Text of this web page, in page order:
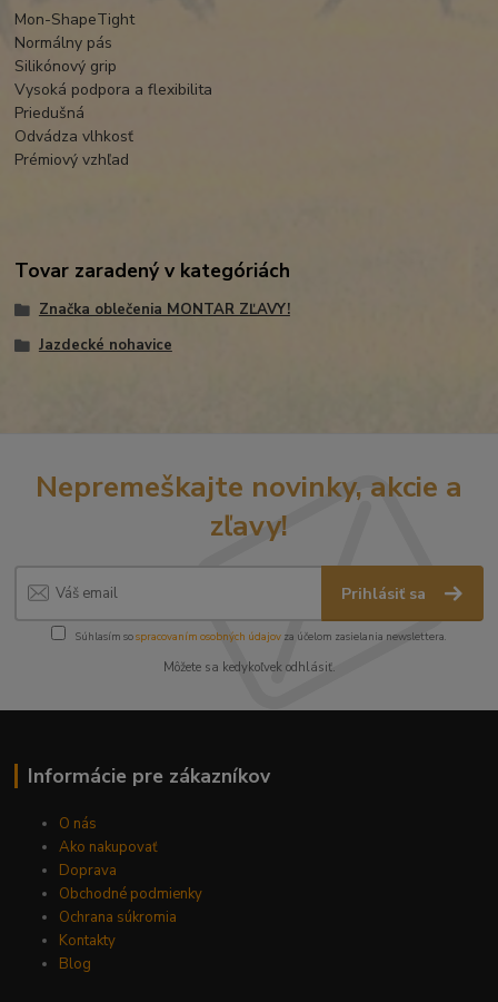
Mon-ShapeTight
Normálny pás
Silikónový grip
Vysoká podpora a flexibilita
Priedušná
Odvádza vlhkosť
Prémiový vzhľad
Tovar zaradený v kategóriách
Značka oblečenia MONTAR ZĽAVY!
Jazdecké nohavice
Nepremeškajte novinky, akcie a
zľavy!
Prihlásiť sa
Súhlasím sospracovaním osobných údajov za účelom zasielania newslettera.
Môžete sa kedykoľvek odhlásiť.
Informácie pre zákazníkov
O nás
Ako nakupovať
Doprava
Obchodné podmienky
Ochrana súkromia
Kontakty
Blog